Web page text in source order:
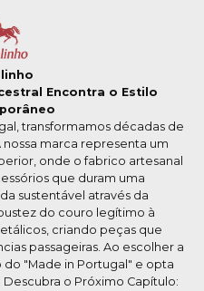
Encontra o Estilo
transformamos décadas de
marca representa um
onde o fabrico artesanal
que duram uma
sustentável através da
do couro legítimo à
criando peças que
passageiras. Ao escolher a
"Made in Portugal" e opta
o Próximo Capítulo: